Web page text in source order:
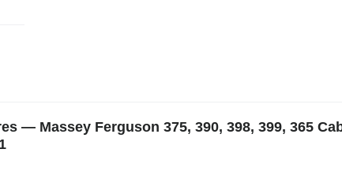
— Massey Ferguson 375, 390, 398, 399, 365